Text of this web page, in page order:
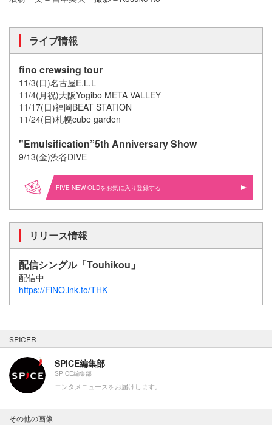
ライブ情報
fino crewsing tour
11/3(日)名古屋E.L.L
11/4(月祝)大阪Yogibo META VALLEY
11/17(日)福岡BEAT STATION
11/24(日)札幌cube garden
"Emulsification”5th Anniversary Show
9/13(金)渋谷DIVE
FIVE NEW OLDをお気に入り登録する
リリース情報
配信シングル「Touhikou」
配信中
https://FiNO.lnk.to/THK
SPICER
SPICE編集部
SPICE編集部
エンタメニュースをお届けします。
その他の画像